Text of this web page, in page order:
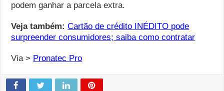
podem ganhar a parcela extra.
Veja também: Cartão de crédito INÉDITO pode
surpreender consumidores; saiba como contratar
Via > Pronatec Pro